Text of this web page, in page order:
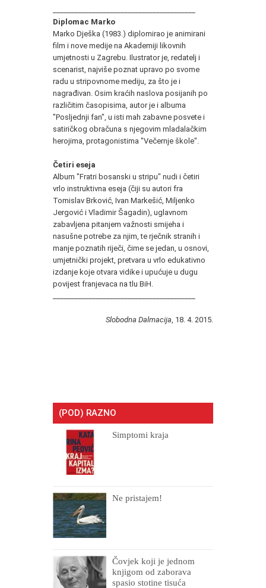
Diplomac Marko
Marko Dješka (1983.) diplomirao je animirani
film i nove medije na Akademiji likovnih
umjetnosti u Zagrebu. Ilustrator je, redatelj i
scenarist, najviše poznat upravo po svome
radu u stripovnome mediju, za što je i
nagrađivan. Osim kraćih naslova posijanih po
različitim časopisima, autor je i albuma
"Posljednji fan", u isti mah zabavne posvete i
satiričkog obračuna s njegovim mladalačkim
herojima, protagonistima "Večernje škole".
Četiri eseja
Album "Fratri bosanski u stripu" nudi i četiri
vrlo instruktivna eseja (čiji su autori fra
Tomislav Brković, Ivan Markešić, Miljenko
Jergović i Vladimir Šagadin), uglavnom
zabavljena pitanjem važnosti smijeha i
nasušne potrebe za njim, te rječnik stranih i
manje poznatih riječi, čime se jedan, u osnovi,
umjetnički projekt, pretvara u vrlo edukativno
izdanje koje otvara vidike i upućuje u dugu
povijest franjevaca na tlu BiH.
Slobodna Dalmacija , 18. 4. 2015.
(POD) RAZNO
Simptomi kraja
Ne pristajem!
Čovjek koji je jednom
knjigom od zaborava
spasio stotine tisuća